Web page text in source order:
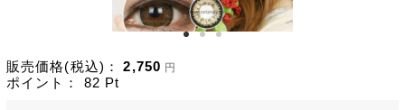
販売価格(税込)： 2,750 円
ポイント： 82 Pt